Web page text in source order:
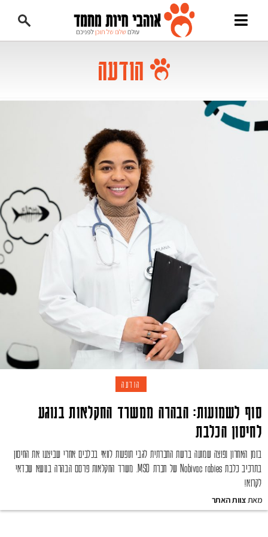
הודעה
הודעה
סוף לשמועות: הבהרה ממשרד החקלאות בנוגע
לחיסון הכלבת
בזמן האחרון נפוצה שמועה ברשת החברתית לגבי תופעות לוואי בכלבים אחרי שביצעו את החיסון
בתרכיב כלבת Nobivac rabies של חברת MSD. משרד החקלאות פרסם הבהרה בנושא שכדאי
לקרוא!
מאתצוות האתר